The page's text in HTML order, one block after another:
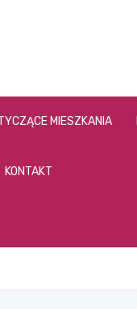
MIESZKANIA
KONTAKT